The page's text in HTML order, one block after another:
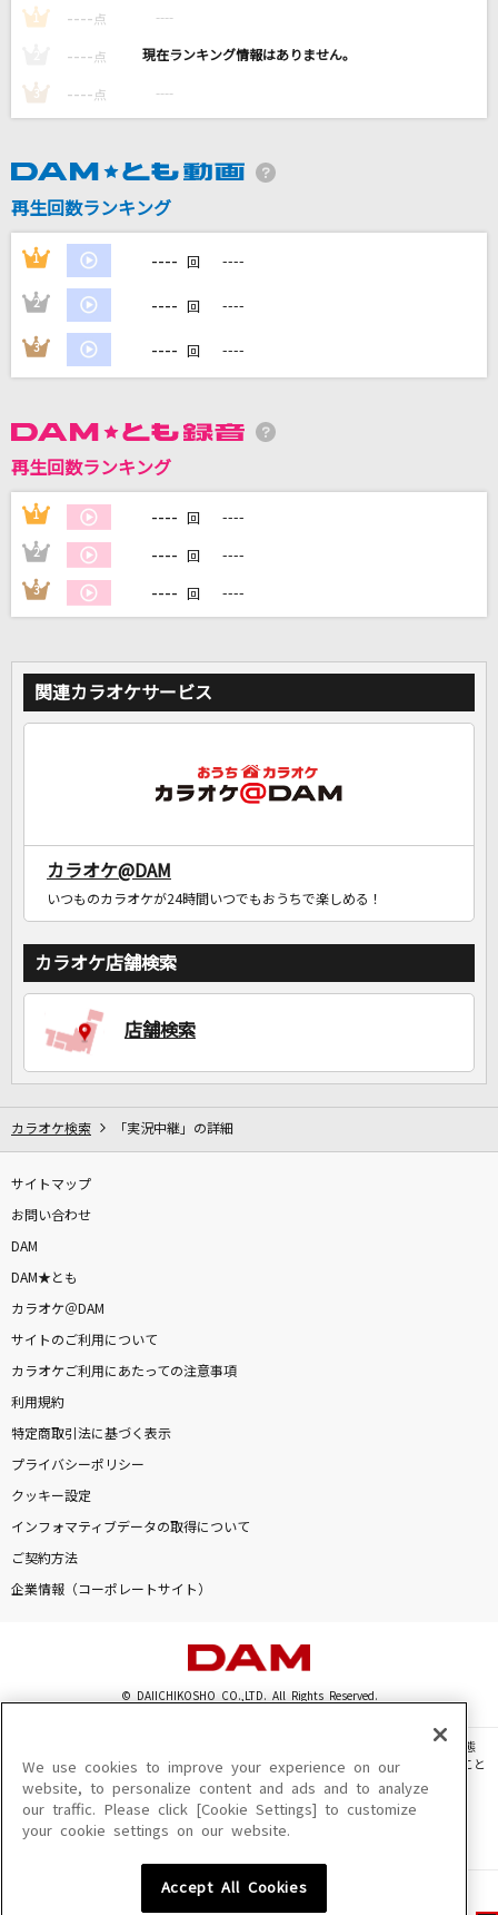
Lotus
ガンバッテンダー
尾崎豊
カラオケ最新情報をチェック！
1 ---- 点 ----
---- 点 ----
3 ---- 点 ----
再生回数ランキング
1 ---- 回 ----
2 ---- 回 ----
3 ---- 回 ----
再生回数ランキング
1 ---- 回 ----
2 ---- 回 ----
3 ---- 回 ----
関連カラオケサービス
カラオケ@DAM
いつものカラオケが24時間いつでもおうちで楽しめる！
カラオケ店舗検索
店舗検索
カラオケ検索 「実況中継」の詳細
サイトマップ
お問い合わせ
DAM
DAM★とも
カラオケ＠DAM
サイトのご利用について
カラオケご利用にあたっての注意事項
利用規約
特定商取引法に基づく表示
プライバシーポリシー
クッキー設定
インフォマティブデータの取得について
ご契約方法
企業情報（コーポレートサイト）
© DAIICHIKOSHO CO.,LTD. All Rights Reserved.
このサイトに掲載されている一切の文章・画像・写真・動画・音声等を、手段や形態
を問わず、著作権法の定める範囲を超えて無断で複製、転載、ファイル化などすること
を禁じます。
楽曲及びコンテンツは、機種によりご利用いただけない場合があります。
楽曲及びコンテンツの配信日、配信内容が変更になる場合があります。
We use cookies to improve your experience on our
website, to personalize content and ads and to analyze
our traffic. Please click [Cookie Settings] to customize
your cookie settings on our website.
Accept All Cookies